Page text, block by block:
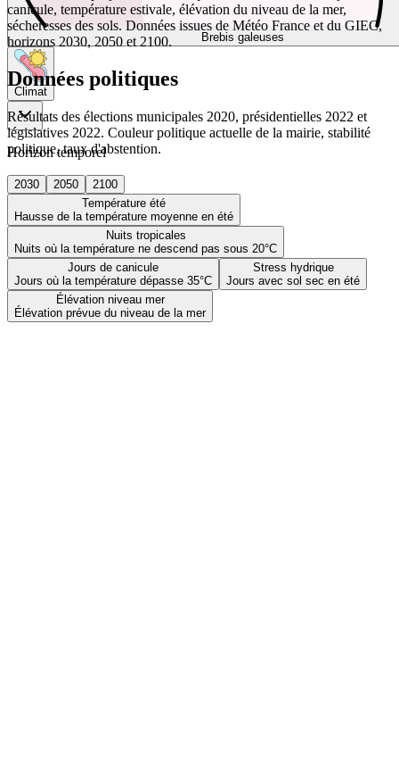
Brebis galeuses
Climat
Horizon temporel
2030 2050
2100
Température été
Hausse de la température moyenne en été
Nuits tropicales
Nuits où la température ne descend pas sous 20°C
Jours de canicule
Jours où la température dépasse 35°C
Stress hydrique
Jours avec sol sec en été
Élévation niveau mer
Élévation prévue du niveau de la mer
canicule, température estivale, élévation du niveau de la mer,
sécheresses des sols. Données issues de Météo France et du GIEC,
horizons 2030, 2050 et 2100.
Données politiques
Résultats des élections municipales 2020, présidentielles 2022 et
législatives 2022. Couleur politique actuelle de la mairie, stabilité
politique, taux d'abstention.